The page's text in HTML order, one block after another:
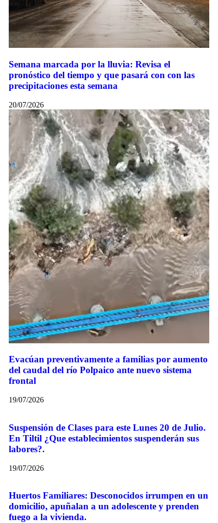
Semana marcada por la lluvia: Revisa el
pronóstico del tiempo y que pasará con con las
precipitaciones esta semana
20/07/2026
Evacúan preventivamente a familias por aumento
del caudal del río Polpaico ante nuevo sistema
frontal
19/07/2026
Suspensión de Clases para este Lunes 20 de Julio.
En Tiltil ¿Que establecimientos suspenderán sus
labores?.
19/07/2026
Huertos Familiares: Desconocidos irrumpen en un
domicilio, apuñalan a un adolescente y prenden
fuego a la vivienda.